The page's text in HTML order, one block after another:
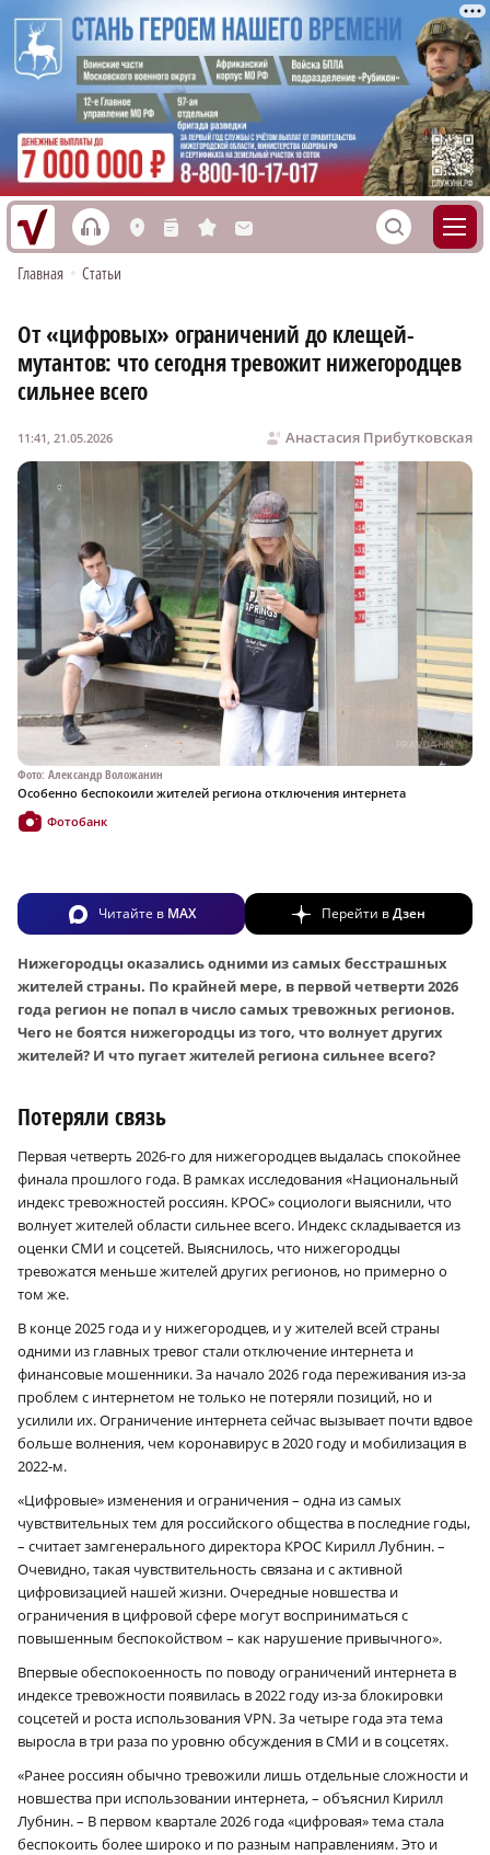
h L n s M S
Главная • Статьи
От «цифровых» ограничений до клещей-
мутантов: что сегодня тревожит нижегородцев
сильнее всего
Анастасия Прибутковская
11:41, 21.05.2026
Фото: Александр Воложанин
Особенно беспокоили жителей региона отключения интернета
Фотобанк
Читайте в MAX Перейти вДзен
Нижегородцы оказались одними из самых бесстрашных
жителей страны. По крайней мере, в первой четверти 2026
года регион не попал в число самых тревожных регионов.
Чего не боятся нижегородцы из того, что волнует других
жителей? И что пугает жителей региона сильнее всего?
Потеряли связь
Первая четверть 2026-го для нижегородцев выдалась спокойнее
финала прошлого года. В рамках исследования «Национальный
индекс тревожностей россиян. КРОС» социологи выяснили, что
волнует жителей области сильнее всего. Индекс складывается из
оценки СМИ и соцсетей. Выяснилось, что нижегородцы
тревожатся меньше жителей других регионов, но примерно о
том же.
В конце 2025 года и у нижегородцев, и у жителей всей страны
одними из главных тревог стали отключение интернета и
финансовые мошенники. За начало 2026 года переживания из-за
проблем с интернетом не только не потеряли позиций, но и
усилили их. Ограничение интернета сейчас вызывает почти вдвое
больше волнения, чем коронавирус в 2020 году и мобилизация в
2022‑м.
«Цифровые» изменения и ограничения – одна из самых
чувствительных тем для российского общества в последние годы,
– считает замгенерального директора КРОС Кирилл Лубнин. –
Очевидно, такая чувствительность связана и с активной
цифровизацией нашей жизни. Очередные новшества и
ограничения в цифровой сфере могут восприниматься с
повышенным беспокойством – как нарушение привычного».
Впервые обеспокоенность по поводу ограничений интернета в
индексе тревожности появилась в 2022 году из-за блокировки
соцсетей и роста использования VPN. За четыре года эта тема
выросла в три раза по уровню обсуждения в СМИ и в соцсетях.
«Ранее россиян обычно тревожили лишь отдельные сложности и
новшества при использовании интернета, – объяснил Кирилл
Лубнин. – В первом квартале 2026 года «цифровая» тема стала
беспокоить более широко и по разным направлениям. Это и